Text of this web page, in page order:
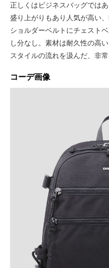
正しくはビジネスバッグでは
盛り上がりもあり人気が高い
ショルダーベルトにチェスト
し分なし。素材は耐久性の高
スタイルの流れを汲んだ、非
コーデ画像